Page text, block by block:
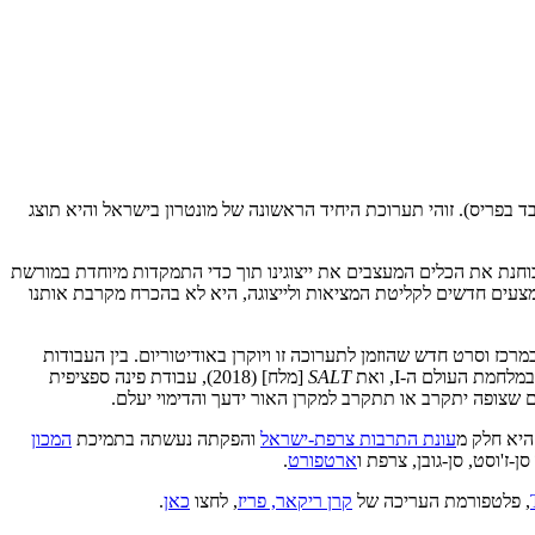
האמן הצרפתי לורן מונטרון (יליד 1972, ורמייה-סיר-אוורה, צרפת; חי ועובד בפריס). זוהי תערוכת היחיד הראשונה של מונטרון בישראל והיא תוצג
את הכלים המעצבים את ייצוגינו תוך כדי התמקדות מיוחדת במורשת
חדשים לקליטת המציאות ולייצוגה, היא לא בהכרח מקרבת אותנו
וסרט חדש שהוזמן לתערוכה זו ויוקרן באודיטוריום. בין העבודות
SALT
[מלח] (2018), עבודת פינה ספציפית
יתקרב או תתקרב למקרן האור ידעך והדימוי יעלם.
היא חלק מעונת התרבות צרפת-ישראל והפקתה נעשתה בתמיכת המכון
ז'וסט, סן-גובן, צרפת וארטפורט.
, פלטפורמת העריכה של קרן ריקאר, פריז, לחצו כאן.